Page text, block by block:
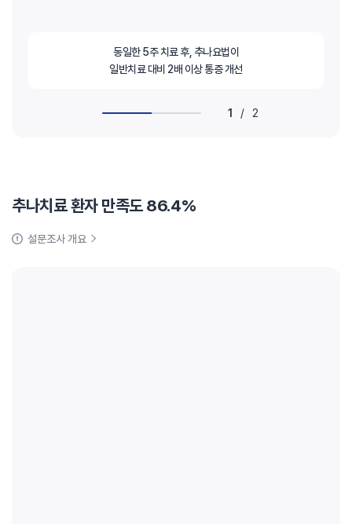
동일한 5주 치료 후, 추나요법이
일반치료 대비 2배 이상 통증 개선
1 / 2
추나치료 환자 만족도 86.4%
설문조사 개요